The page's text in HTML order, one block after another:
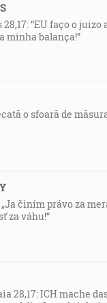
28,17: “EU faço o
minha balança!”
o sfoară de
„Ja činím právo za
za váhu!“
28,17: ICH mache